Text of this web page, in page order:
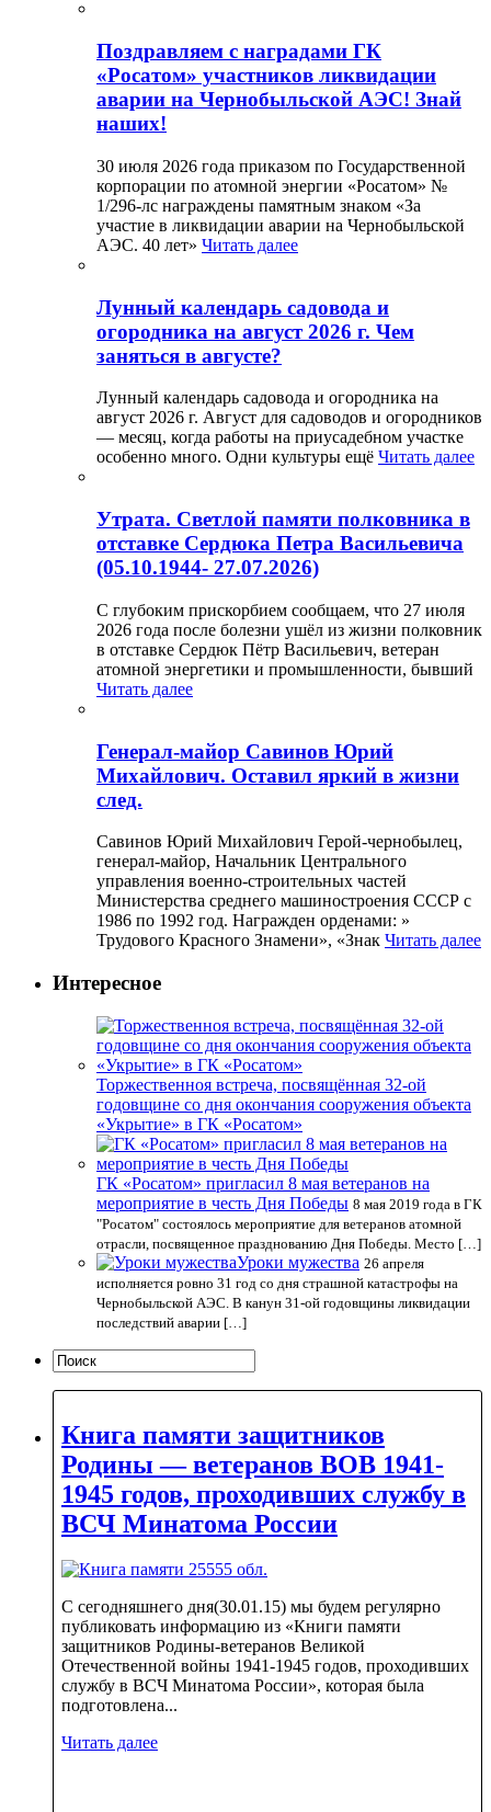
Поздравляем с наградами ГК
«Росатом» участников ликвидации
аварии на Чернобыльской АЭС! Знай
наших!
30 июля 2026 года приказом по Государственной
корпорации по атомной энергии «Росатом» №
1/296-лс награждены памятным знаком «За
участие в ликвидации аварии на Чернобыльской
АЭС. 40 лет» Читать далее
Лунный календарь садовода и
огородника на август 2026 г. Чем
заняться в августе?
Лунный календарь садовода и огородника на
август 2026 г. Август для садоводов и огородников
— месяц, когда работы на приусадебном участке
особенно много. Одни культуры ещё Читать далее
Утрата. Светлой памяти полковника в
отставке Сердюка Петра Васильевича
(05.10.1944- 27.07.2026)
С глубоким прискорбием сообщаем, что 27 июля
2026 года после болезни ушёл из жизни полковник
в отставке Сердюк Пётр Васильевич, ветеран
атомной энергетики и промышленности, бывший
Читать далее
Генерал-майор Савинов Юрий
Михайлович. Оставил яркий в жизни
след.
Савинов Юрий Михайлович Герой-чернобылец,
генерал-майор, Начальник Центрального
управления военно-строительных частей
Министерства среднего машиностроения СССР с
1986 по 1992 год. Награжден орденами: »
Трудового Красного Знамени», «Знак Читать далее
Интересное
Торжественноя встреча, посвящённая 32-ой
годовщине со дня окончания сооружения объекта
«Укрытие» в ГК «Росатом»
ГК «Росатом» пригласил 8 мая ветеранов на
мероприятие в честь Дня Победы 8 мая 2019 года в ГК
"Росатом" состоялось мероприятие для ветеранов атомной
отрасли, посвященное празднованию Дня Победы. Место […]
Уроки мужества 26 апреля
исполняется ровно 31 год со дня страшной катастрофы на
Чернобыльской АЭС. В канун 31-ой годовщины ликвидации
последствий аварии […]
Книга памяти защитников
Родины — ветеранов ВОВ 1941-
1945 годов, проходивших службу в
ВСЧ Минатома России
С сегодняшнего дня(30.01.15) мы будем регулярно
публиковать информацию из «Книги памяти
защитников Родины-ветеранов Великой
Отечественной войны 1941-1945 годов, проходивших
службу в ВСЧ Минатома России», которая была
подготовлена...
Читать далее